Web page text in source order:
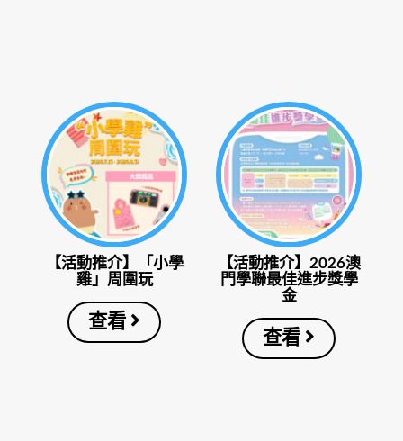
【活動推介】「小學
雞」周圍玩
查看
【活動推介】2026澳
門學聯最佳進步獎學
金
查看